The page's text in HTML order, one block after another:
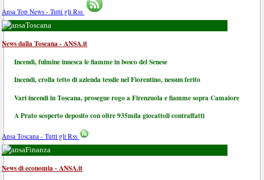
Ansa Top News - Tutti gli Rss
Toscana
News dalla Toscana - ANSA.it
Incendi, fulmine innesca le fiamme in bosco del Senese
Incendi, crolla tetto di azienda tessile nel Fiorentino, nessun ferito
Vari incendi in Toscana, prosegue rogo a Firenzuola e fiamme sopra Camaiore
A Prato scoperto deposito con oltre 935mila giocattoli contraffatti
Ansa Toscana - Tutti gli Rss
Finanza
News di economia - ANSA.it